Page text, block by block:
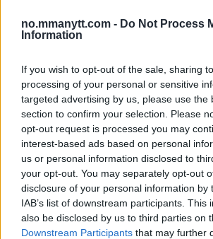
no.mmanytt.com - Do Not Process
Information
If you wish to opt-out of the sale, sharing
processing of your personal or sensitive
targeted advertising by us, please use the
section to confirm your selection. Please
opt-out request is processed you may
interest-based ads based on personal
us or personal information disclosed to
your opt-out. You may separately opt-out
disclosure of your personal information by
IAB’s list of downstream participants. This
also be disclosed by us to third parties on
Downstream Participants that may further
DILLON DANIS
Hype FC ønsker å booke Dillon Danis vs
Erik Solvang 13 January, 2026 15:37